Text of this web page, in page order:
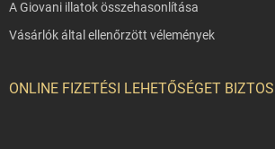
A Giovani illatok összehasonlítása
Vásárlók által ellenőrzött vélemények
ONLINE FIZETÉSI LEHETŐSÉGET